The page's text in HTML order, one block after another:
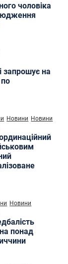
чоловіка
запрошує на
Новини Новини
Новини
понад